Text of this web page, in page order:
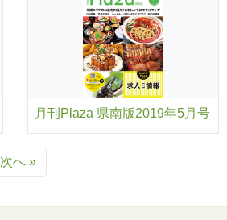
月刊Plaza 県南版2019年5月号
次へ »